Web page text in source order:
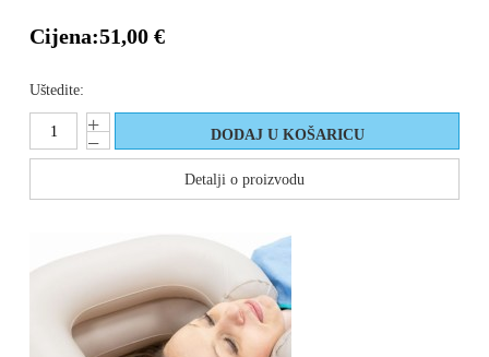
Cijena:51,00 €
Uštedite:
Detalji o proizvodu